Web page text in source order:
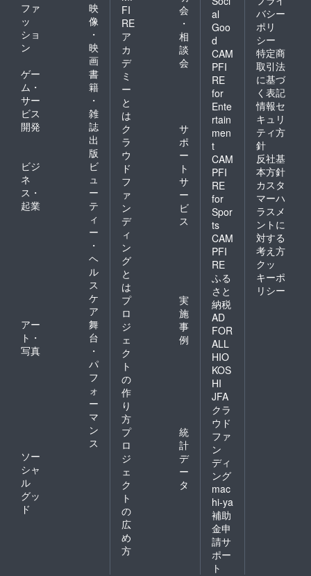
ファ
ッ
ショ
ン
映
像
・
映
画
ゲー
ム・
サー
ビス
開発
書
籍
・
雑
誌
出
版
ビジ
ネ
ス・
起業
ビ
ュ
ー
テ
ィ
ー
・
ヘ
ル
ス
ケ
ア
アー
ト・
写真
舞
台
・
パ
フ
ォ
ー
マ
ン
ス
ソー
シャ
ル
グッ
ド
FI
RE
ア
カ
デ
ミ
ー
と
は
会
・
相
談
会
ク
ラ
ウ
ド
フ
ァ
ン
デ
ィ
ン
グ
と
は
サ
ポ
ー
ト
サ
ー
ビ
ス
プ
ロ
ジ
ェ
ク
ト
の
作
り
方
実
施
事
例
プ
ロ
ジ
ェ
ク
ト
の
広
め
方
統
計
デ
ー
タ
al
Goo
d
CAM
PFI
RE
for
Ente
rtain
men
t
CAM
PFI
RE
for
Spor
ts
CAM
PFI
RE
ふる
さと
納税
AD
FOR
ALL
HIO
KOS
HI
JFA
クラ
ウド
ファ
ン
ディ
ング
mac
hi-ya
補助
金申
請サ
ポー
ト
バシー
ポリ
シー
特定商
取引法
に基づ
く表記
情報セ
キュリ
ティ方
針
反社基
本方針
カスタ
マーハ
ラスメ
ントに
対する
考え方
クッ
キーポ
リシー